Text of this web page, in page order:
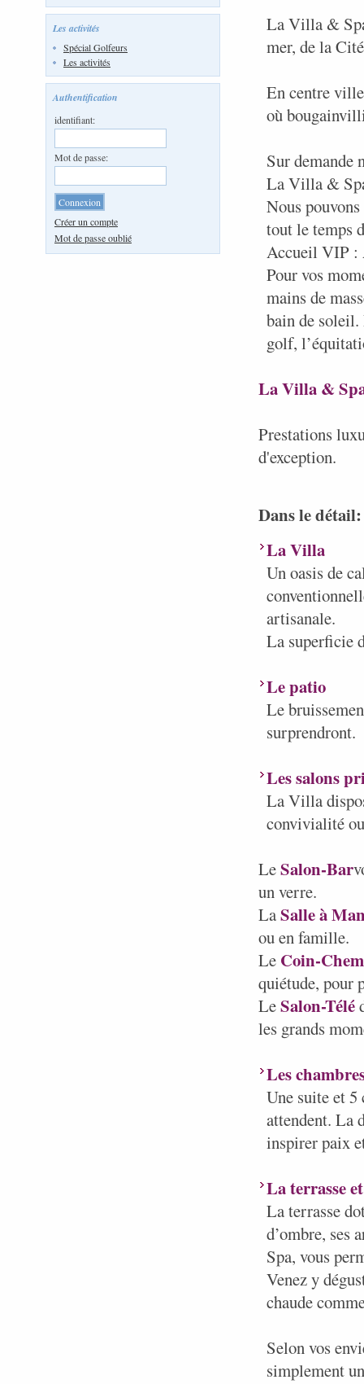
Les activités
Spécial Golfeurs
Les activités
Authentification
identifiant:
Mot de passe:
Créer un compte
Mot de passe oublié
La Villa &
mer, de la
En centre
où
Sur demande
La Villa &
Nous
tout le temps
Accueil VIP :
Pour vos
mains de
bain de
golf,
La Villa &
Prestations
d'exception.
Dans le détail:
La Villa
Un oasis de
artisanale.
La superficie
Le patio
Le
surprendront.
Les salons
La Villa
convivialité
LeSalon-Bar
un verre.
LaSalle à
ou en famille.
Le Coin-
quiétude, pour
LeSalon-Télé
les grands
Les
Une suite et 5
attendent. La
inspirer paix
La terrasse
La terrasse
d’ombre, ses
Spa, vous
Venez y
chaude
Selon vos
simplement